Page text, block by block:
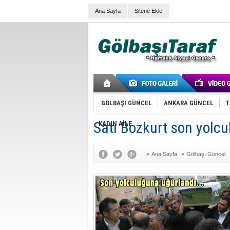
Ana Sayfa Sitene Ekle
GÖLBAŞI GÜNCEL ANKARA GÜNCEL
KADIN AİLE
Satı Bozkurt son
» Ana Sayfa » Gölbaşı Güncel